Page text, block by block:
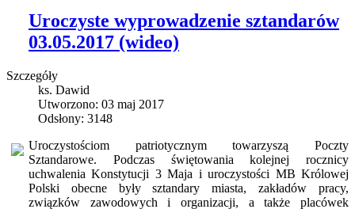
Uroczyste wyprowadzenie sztandarów
03.05.2017 (wideo)
Szczegóły
ks. Dawid
Utworzono: 03 maj 2017
Odsłony: 3148
Uroczystościom patriotycznym towarzyszą Poczty
Sztandarowe. Podczas świętowania kolejnej rocznicy
uchwalenia Konstytucji 3 Maja i uroczystości MB Królowej
Polski obecne były sztandary miasta, zakładów pracy,
związków zawodowych i organizacji, a także placówek